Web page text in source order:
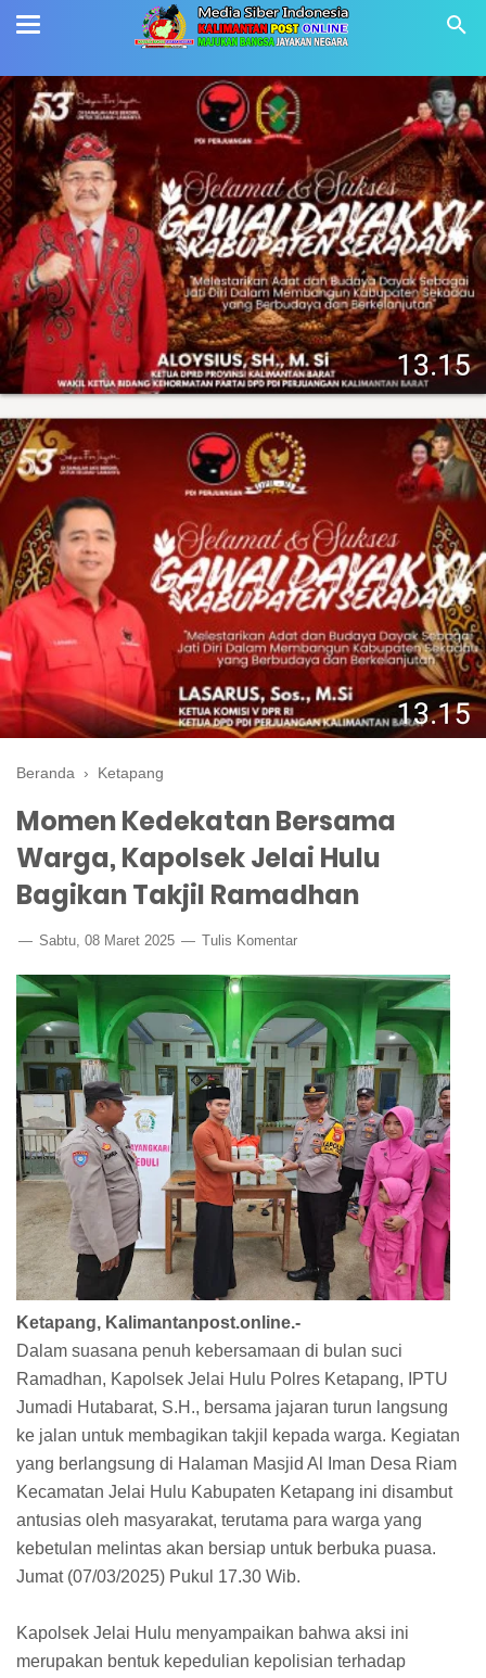
Beranda › Ketapang
Momen Kedekatan Bersama
Warga, Kapolsek Jelai Hulu
Bagikan Takjil Ramadhan
Sabtu, 08 Maret 2025 Tulis Komentar
Ketapang, Kalimantanpost.online.-
Dalam suasana penuh kebersamaan di bulan suci
Ramadhan, Kapolsek Jelai Hulu Polres Ketapang, IPTU
Jumadi Hutabarat, S.H., bersama jajaran turun langsung
ke jalan untuk membagikan takjil kepada warga. Kegiatan
yang berlangsung di Halaman Masjid Al Iman Desa Riam
Kecamatan Jelai Hulu Kabupaten Ketapang ini disambut
antusias oleh masyarakat, terutama para warga yang
kebetulan melintas akan bersiap untuk berbuka puasa.
Jumat (07/03/2025) Pukul 17.30 Wib.
Kapolsek Jelai Hulu menyampaikan bahwa aksi ini
merupakan bentuk kepedulian kepolisian terhadap